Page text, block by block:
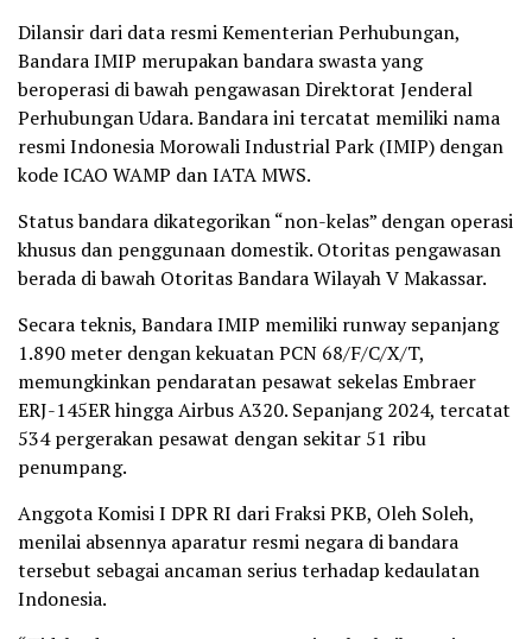
Dilansir dari data resmi Kementerian Perhubungan,
Bandara IMIP merupakan bandara swasta yang
beroperasi di bawah pengawasan Direktorat Jenderal
Perhubungan Udara. Bandara ini tercatat memiliki nama
resmi Indonesia Morowali Industrial Park (IMIP) dengan
kode ICAO WAMP dan IATA MWS.
Status bandara dikategorikan “non-kelas” dengan operasi
khusus dan penggunaan domestik. Otoritas pengawasan
berada di bawah Otoritas Bandara Wilayah V Makassar.
Secara teknis, Bandara IMIP memiliki runway sepanjang
1.890 meter dengan kekuatan PCN 68/F/C/X/T,
memungkinkan pendaratan pesawat sekelas Embraer
ERJ-145ER hingga Airbus A320. Sepanjang 2024, tercatat
534 pergerakan pesawat dengan sekitar 51 ribu
penumpang.
Anggota Komisi I DPR RI dari Fraksi PKB, Oleh Soleh,
menilai absennya aparatur resmi negara di bandara
tersebut sebagai ancaman serius terhadap kedaulatan
Indonesia.